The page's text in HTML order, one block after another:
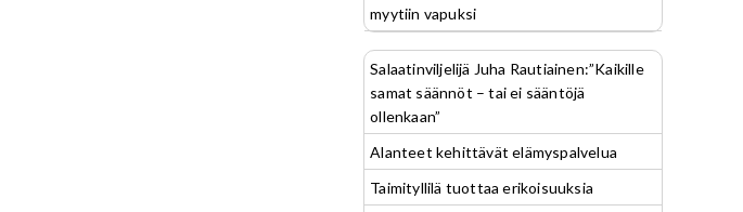
myytiin vapuksi
Salaatinviljelijä Juha Rautiainen:”Kaikille
samat säännöt – tai ei sääntöjä
ollenkaan”
Alanteet kehittävät elämyspalvelua
Taimityllilä tuottaa erikoisuuksia